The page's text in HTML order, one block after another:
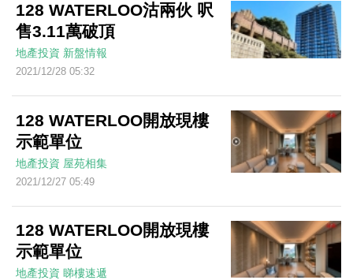
128 WATERLOO沽兩伙 呎
售3.11萬破頂
地產投資 新盤情報
2021/12/28 05:32
128 WATERLOO開放現樓
示範單位
地產投資 屋苑相集
2021/12/27 05:49
128 WATERLOO開放現樓
示範單位
地產投資 睇樓速遞